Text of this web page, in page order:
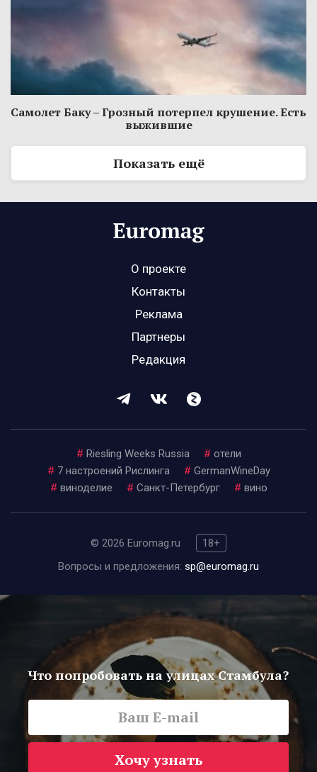
Самолет Баку – Грозный потерпел крушение. Есть
выжившие
Показать ещё
О проекте
Контакты
Реклама
Партнеры
Редакция
# Riesling Weeks Russia # отели
# 7 настроений Рислинга # GermanWineDay
# виноделие # Санкт-Петербург # вино
© 2026 Euromag.ru
18+
Вопросы и предложения: sp@euromag.ru
Что попробовать на улицах Стамбула?
Хочу узнать